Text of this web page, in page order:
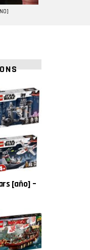
[año] –